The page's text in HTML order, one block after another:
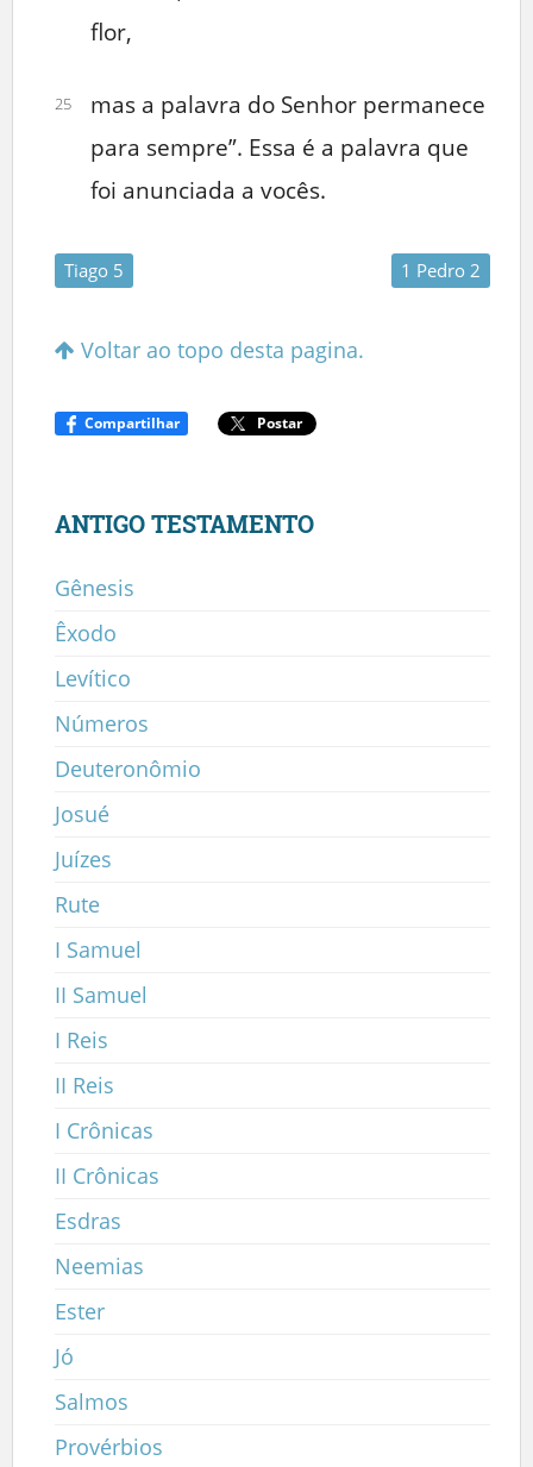
flor,
25
mas a palavra do Senhor permanece
para sempre”. Essa é a palavra que
foi anunciada a vocês.
Tiago 5 1 Pedro 2
Voltar ao topo desta pagina.
Compartilhar Postar
ANTIGO TESTAMENTO
Gênesis
Êxodo
Levítico
Números
Deuteronômio
Josué
Juízes
Rute
I Samuel
II Samuel
I Reis
II Reis
I Crônicas
II Crônicas
Esdras
Neemias
Ester
Jó
Salmos
Provérbios